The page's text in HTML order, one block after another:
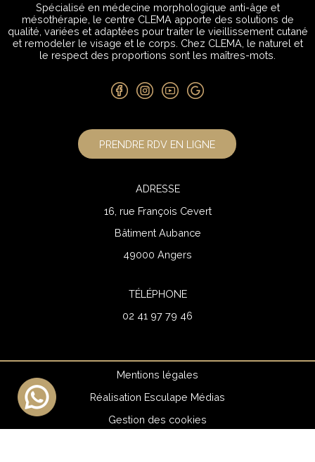
Spécialisé en médecine morphologique anti-âge et
mésothérapie, le centre CLEMA apporte des solutions de
qualité, variées et adaptées pour traiter le vieillissement cutané
et remodeler le visage et le corps. Chez CLEMA, le naturel et
le respect des proportions sont les maîtres-mots.
PRENDRE RDV EN LIGNE
ADRESSE
16, rue François Cevert
Bâtiment Aubance
49000 Angers
TÉLÉPHONE
02 41 97 79 46
Mentions légales
Réalisation Esculape Médias
Gestion des cookies